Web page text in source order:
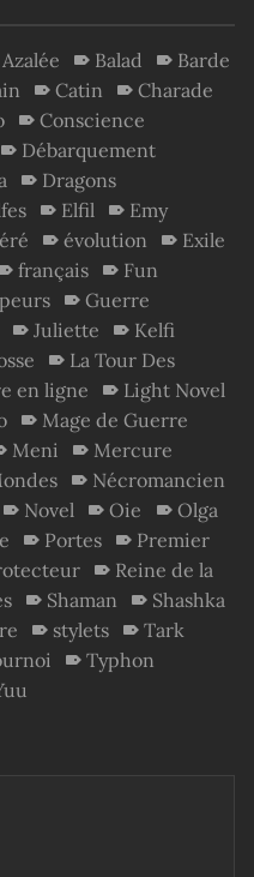
Azalée Balad
Barde
Catin
Charade
Conscience
Débarquement
Dragons
Elfil
Emy
évolution
Exile
français
Fun
Guerre
Juliette
Kelfi
La Tour Des
en ligne
Light Novel
Mage de Guerre
Meni
Mercure
Nécromancien
Novel Oie
Olga
Portes
Premier
Reine de la
Shaman
Shashka
stylets
Tark
Typhon